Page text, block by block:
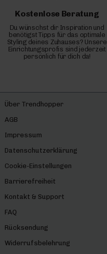
Kostenlose Beratung
Du wünschst dir Inspiration und
benötigst Tipps für das optimale
Styling deines Zuhauses? Unsere
Einrichtungsprofis sind jederzeit
persönlich für dich da!
Über Trendhopper
AGB
Impressum
Datenschutzerklärung
Cookie-Einstellungen
Barrierefreiheit
Kontakt & Support
FAQ
Rücksendung
Widerrufsbelehrung